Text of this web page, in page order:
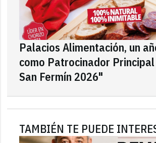
Palacios Alimentación, un
como Patrocinador
San Fermín 2026"
TAMBIÉN TE PUEDE